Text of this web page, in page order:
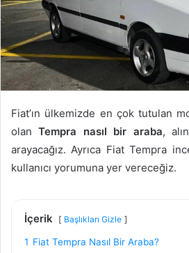
Fiat’ın ülkemizde en çok tutulan
olanTempra nasıl bir araba,
arayacağız. Ayrıca Fiat Tempra
kullanıcı yorumuna yer vereceğiz.
İçerik Başlıkları Gizle
1 Fiat Tempra Nasıl Bir Araba?